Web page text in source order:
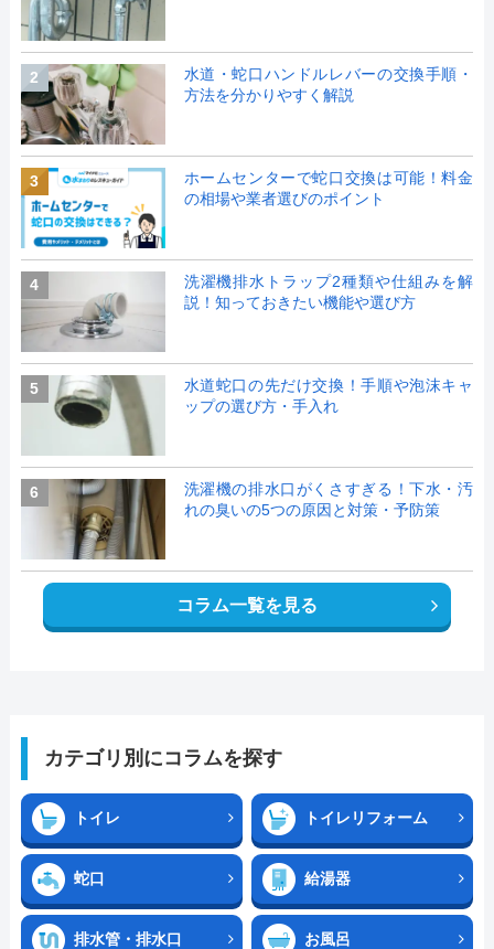
2
水道・蛇口ハンドルレバーの交換手順・
方法を分かりやすく解説
3
ホームセンターで蛇口交換は可能！料金
の相場や業者選びのポイント
4
洗濯機排水トラップ2種類や仕組みを解
説！知っておきたい機能や選び方
5
水道蛇口の先だけ交換！手順や泡沫キャ
ップの選び方・手入れ
6
洗濯機の排水口がくさすぎる！下水・汚
れの臭いの5つの原因と対策・予防策
コラム一覧を見る
カテゴリ別にコラムを探す
トイレ トイレリフォーム
蛇口 給湯器
排水管・排水口 お風呂